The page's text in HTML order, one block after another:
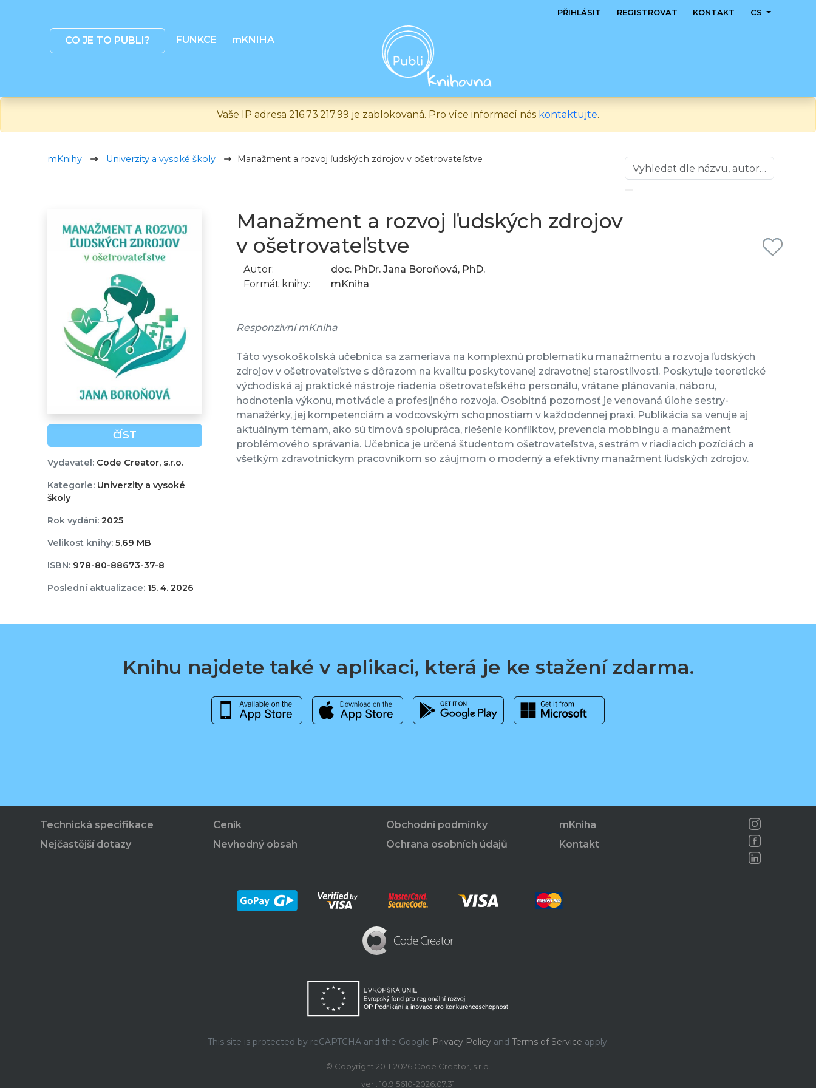
CO JE TO PUBLI? FUNKCE mKNIHA
PŘIHLÁSIT REGISTROVAT KONTAKT CS
Vaše IP adresa 216.73.217.99 je zablokovaná. Pro více informací nás kontaktujte.
mKnihy Univerzity a vysoké školy Manažment a rozvoj ľudských zdrojov v ošetrovateľstve
ČÍST
Vydavatel:Code Creator, s.r.o.
Kategorie:Univerzity a vysoké
školy
Rok vydání:2025
Velikost knihy:5,69 MB
ISBN:978-80-88673-37-8
Poslední aktualizace:15. 4. 2026
Manažment a rozvoj ľudských zdrojov
v ošetrovateľstve
Autor:
doc. PhDr. Jana Boroňová, PhD.
Formát knihy:
mKniha
Responzivní mKniha
Táto vysokoškolská učebnica sa zameriava na komplexnú problematiku manažmentu a rozvoja ľudských
zdrojov v ošetrovateľstve s dôrazom na kvalitu poskytovanej zdravotnej starostlivosti. Poskytuje teoretické
východiská aj praktické nástroje riadenia ošetrovateľského personálu, vrátane plánovania, náboru,
hodnotenia výkonu, motivácie a profesijného rozvoja. Osobitná pozornosť je venovaná úlohe sestry-
manažérky, jej kompetenciám a vodcovským schopnostiam v každodennej praxi. Publikácia sa venuje aj
aktuálnym témam, ako sú tímová spolupráca, riešenie konfliktov, prevencia mobbingu a manažment
problémového správania. Učebnica je určená študentom ošetrovateľstva, sestrám v riadiacich pozíciách a
všetkým zdravotníckym pracovníkom so záujmom o moderný a efektívny manažment ľudských zdrojov.
Knihu najdete také v aplikaci, která je ke stažení zdarma.
Technická specifikace
Nejčastější dotazy
Ceník
Nevhodný obsah
Obchodní podmínky
Ochrana osobních údajů
mKniha
Kontakt
This site is protected by reCAPTCHA and the Google Privacy Policyand Terms of Service apply.
© Copyright 2011-2026 Code Creator, s.r.o.
ver.: 10.9.5610-2026.07.31